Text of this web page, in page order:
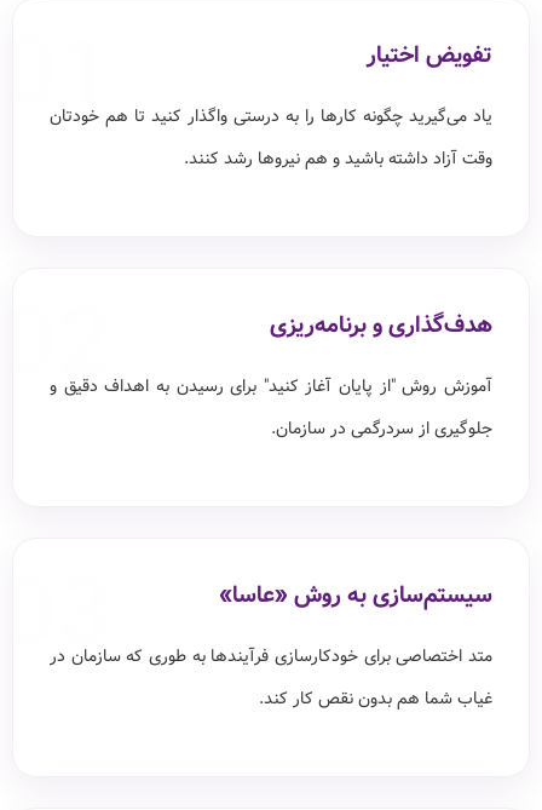
01 تفویض اختیار
یاد می‌گیرید چگونه کارها را به درستی واگذار کنید تا هم خودتان
وقت آزاد داشته باشید و هم نیروها رشد کنند.
02 هدف‌گذاری و برنامه‌ریزی
آموزش روش "از پایان آغاز کنید" برای رسیدن به اهداف دقیق و
جلوگیری از سردرگمی در سازمان.
03 سیستم‌سازی به روش «عاسا»
متد اختصاصی برای خودکارسازی فرآیندها به طوری که سازمان در
غیاب شما هم بدون نقص کار کند.